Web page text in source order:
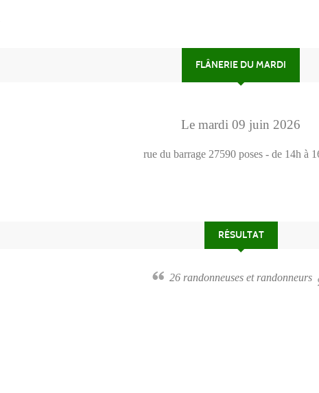
FLÂNERIE DU MARDI
Le mardi 09 juin 2026
rue du barrage 27590 poses - de 14h à
RÉSULTAT
26 randonneuses et randonneurs